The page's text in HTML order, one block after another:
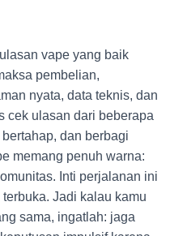
vape yang baik
pembelian,
nyata, data teknis, dan
cek ulasan dari beberapa
dan berbagi
memang penuh warna:
Inti perjalanan ini
Jadi kalau kamu
sama, ingatlah: jaga